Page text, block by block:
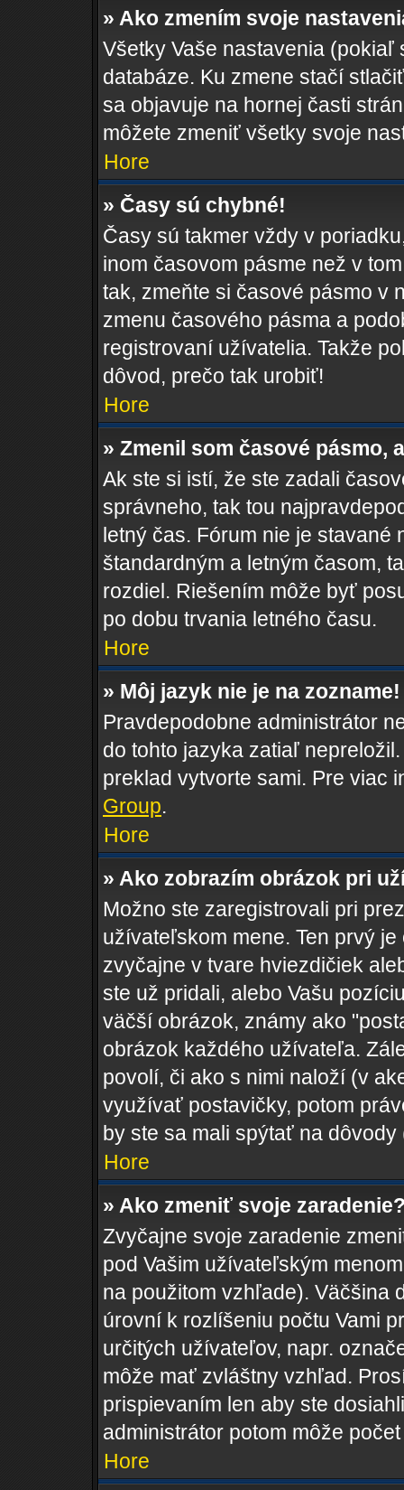
» Ako zmením svoje
Všetky Vaše nastavenia
databáze. Ku zmene stačí
sa objavuje na hornej časti
môžete zmeniť všetky svoje
Hore
» Časy sú chybné!
Časy sú takmer vždy v
inom časovom pásme než v
tak, zmeňte si časové pásmo v
zmenu časového pásma a
registrovaní užívatelia. Takže
dôvod, prečo tak urobiť!
Hore
» Zmenil som časové pásmo,
Ak ste si istí, že ste zadali
správneho, tak tou
letný čas. Fórum nie je stavané
štandardným a letným časom,
rozdiel. Riešením môže byť
po dobu trvania letného času.
Hore
» Môj jazyk nie je na zozname!
Pravdepodobne administrátor
do tohto jazyka zatiaľ
preklad vytvorte sami. Pre viac
Group.
Hore
» Ako zobrazím obrázok pri
Možno ste zaregistrovali pri
užívateľskom mene. Ten prvý
zvyčajne v tvare hviezdičiek
ste už pridali, alebo Vašu
väčší obrázok, známy ako
obrázok každého užívateľa.
povolí, či ako s nimi naloží (v
využívať postavičky, potom
by ste sa mali spýtať na
Hore
» Ako zmeniť svoje
Zvyčajne svoje zaradenie
pod Vašim užívateľským
na použitom vzhľade). Väčšina
úrovní k rozlíšeniu počtu Vami
určitých užívateľov, napr.
môže mať zvláštny vzhľad.
prispievaním len aby ste
administrátor potom môže
Hore